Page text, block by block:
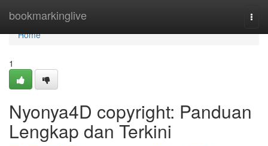
bookmarkinglive
Home
Home
1
Nyonya4D copyright: Panduan
Lengkap dan Terkini